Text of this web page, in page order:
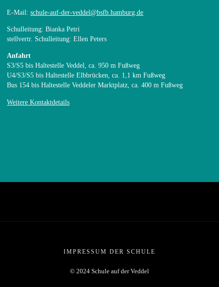
E-Mail:schule-auf-der-veddel@bsfb.hamburg.de
Schulleitung: Bianka Petri
stellvertr. Schulleitung: Ellen Peters
Anfahrt
S3/S5 bis Haltestelle Veddel, ca. 950 m Fußweg
U4/S3/S5 bis Haltestelle Elbbrücken, ca. 1,1 km Fußweg
Bus 154 bis Haltestelle Veddeler Marktplatz, ca. 400 m Fußweg
Weitere Kontaktdetails
IMPRESSUM DER SCHULE
© 2024 Schule auf der Veddel